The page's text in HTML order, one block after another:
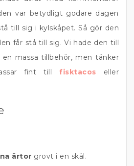
var betydligt godare dagen
till sig i kylskåpet. Så gör den
får stå till sig. Vi hade den till
massa tillbehör, men tänker
fint till fisktacos eller
ärtor grovt i en skål.